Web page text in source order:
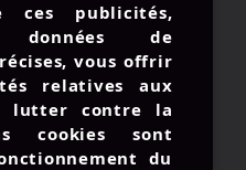
NOUS
28 03 81
ces publicités,
de
vous offrir
relatives aux
lutter contre la
cookies sont
du